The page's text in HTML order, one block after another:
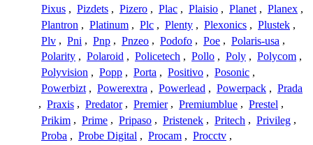
Pixus , Pizdets , Pizero , Plac , Plaisio , Planet , Planex ,
Plantron , Platinum , Plc , Plenty , Plexonics , Plustek ,
Plv , Pni , Pnp , Pnzeo , Podofo , Poe , Polaris-usa ,
Polarity , Polaroid , Policetech , Pollo , Poly , Polycom ,
Polyvision , Popp , Porta , Positivo , Posonic ,
Powerbizt , Powerextra , Powerlead , Powerpack , Prada
, Praxis , Predator , Premier , Premiumblue , Prestel ,
Prikim , Prime , Pripaso , Pristenek , Pritech , Privileg ,
Proba , Probe Digital , Procam , Procctv ,